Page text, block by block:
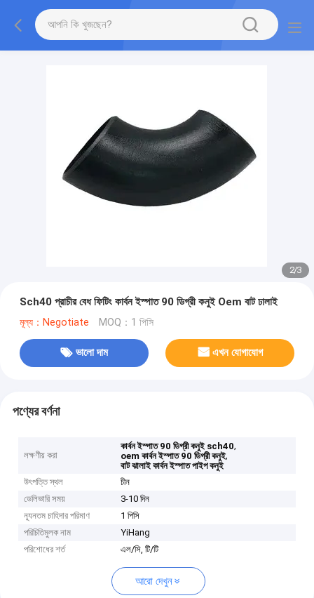
2/3
Sch40 প্রাচীর বেধ ফিটিং কার্বন ইস্পাত 90 ডিগ্রী কনুই Oem বাট ঢালাই
মূল্য：Negotiate MOQ：1 পিসি
ভালো দাম এখন যোগাযোগ
পণ্যের বর্ণনা
লক্ষণীয় করা
কার্বন ইস্পাত 90 ডিগ্রী কনুই sch40,
oem কার্বন ইস্পাত 90 ডিগ্রী কনুই,
বাট ঝালাই কার্বন ইস্পাত পাইপ কনুই
উৎপত্তি স্থল
চীন
ডেলিভারি সময়
3-10 দিন
ন্যূনতম চাহিদার পরিমাণ
1 পিসি
পরিচিতিমুলক নাম
YiHang
পরিশোধের শর্ত
এল/সি, টি/টি
আরো দেখুন